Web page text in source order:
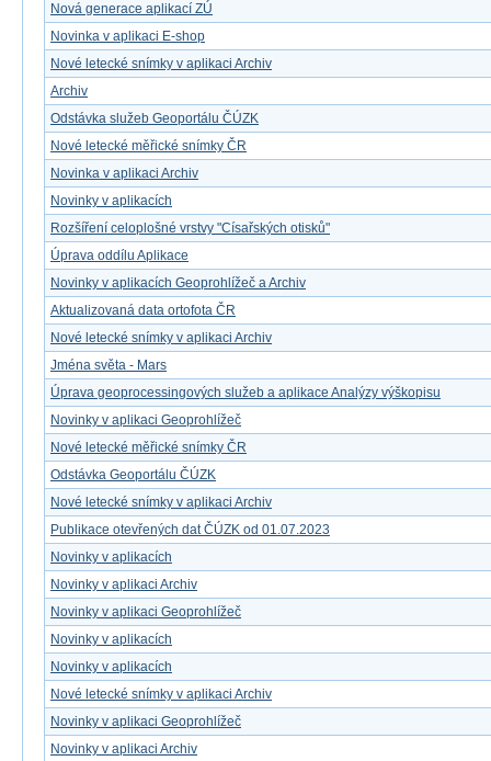
Nová generace aplikací ZÚ
Novinka v aplikaci E-shop
Nové letecké snímky v aplikaci Archiv
Archiv
Odstávka služeb Geoportálu ČÚZK
Nové letecké měřické snímky ČR
Novinka v aplikaci Archiv
Novinky v aplikacích
Rozšíření celoplošné vrstvy "Císařských otisků"
Úprava oddílu Aplikace
Novinky v aplikacích Geoprohlížeč a Archiv
Aktualizovaná data ortofota ČR
Nové letecké snímky v aplikaci Archiv
Jména světa - Mars
Úprava geoprocessingových služeb a aplikace Analýzy výškopisu
Novinky v aplikaci Geoprohlížeč
Nové letecké měřické snímky ČR
Odstávka Geoportálu ČÚZK
Nové letecké snímky v aplikaci Archiv
Publikace otevřených dat ČÚZK od 01.07.2023
Novinky v aplikacích
Novinky v aplikaci Archiv
Novinky v aplikaci Geoprohlížeč
Novinky v aplikacích
Novinky v aplikacích
Nové letecké snímky v aplikaci Archiv
Novinky v aplikaci Geoprohlížeč
Novinky v aplikaci Archiv